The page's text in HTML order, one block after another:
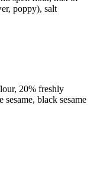
poppy), salt
20% freshly
black sesame